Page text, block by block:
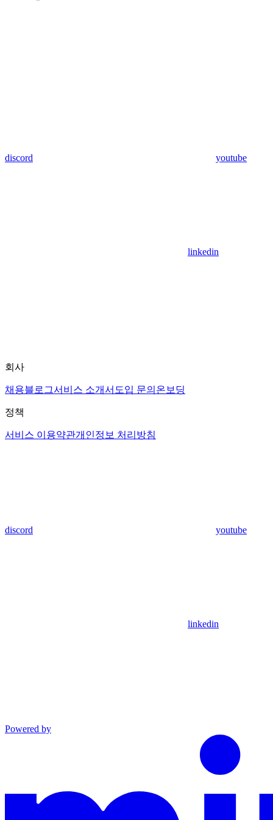
discord youtube
linkedin
회사
채용블로그서비스 소개서 도입 문의 온보딩
정책
서비스 이용약관개인정보 처리방침
discord youtube
linkedin
Powered by